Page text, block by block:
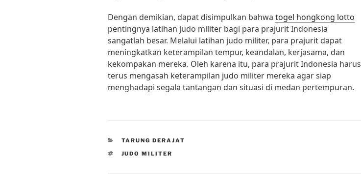
Dengan demikian, dapat disimpulkan bahwa togel hongkong lotto
pentingnya latihan judo militer bagi para prajurit Indonesia
sangatlah besar. Melalui latihan judo militer, para prajurit dapat
meningkatkan keterampilan tempur, keandalan, kerjasama, dan
kekompakan mereka. Oleh karena itu, para prajurit Indonesia harus
terus mengasah keterampilan judo militer mereka agar siap
menghadapi segala tantangan dan situasi di medan pertempuran.
CATEGORIES
TARUNG DERAJAT
TAGS
JUDO MILITER